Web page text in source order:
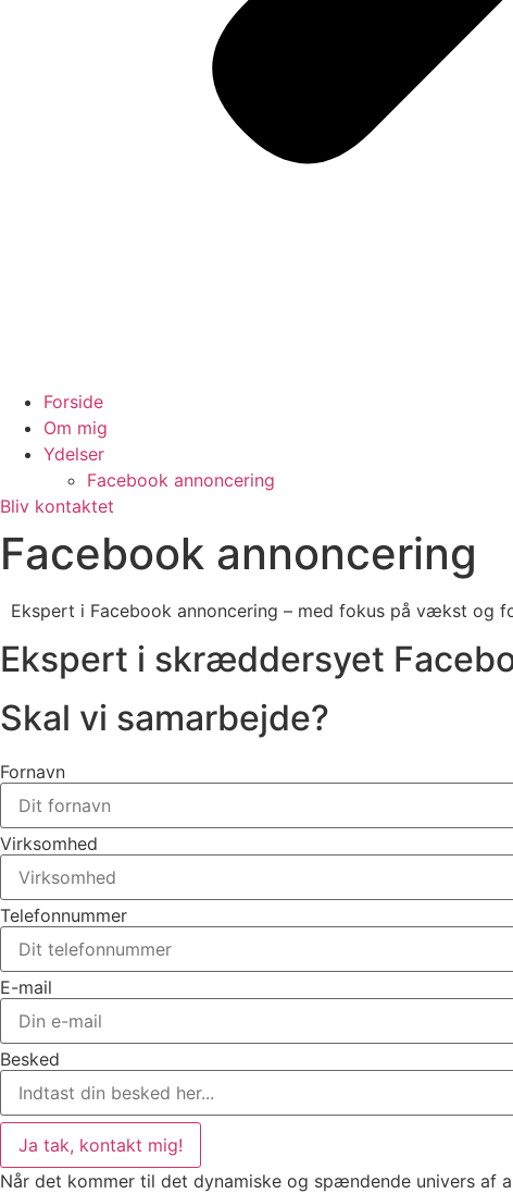
Forside
Om mig
Ydelser
Facebook annoncering
Bliv kontaktet
Facebook annoncering
Ekspert i Facebook annoncering – med fokus på vækst og
Ekspert i skræddersyet
Skal vi samarbejde?
Fornavn
Virksomhed
Telefonnummer
E-mail
Besked
Ja tak, kontakt mig!
Når det kommer til det dynamiske og spændende univers af